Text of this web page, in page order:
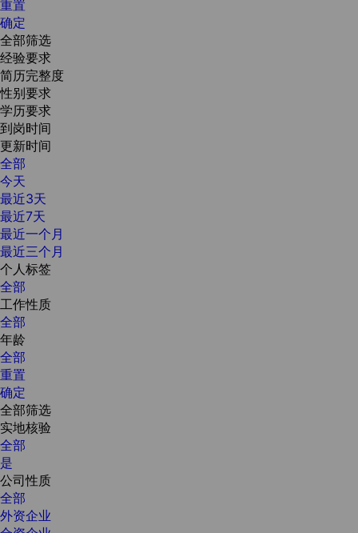
重置
确定
全部筛选
经验要求
简历完整度
性别要求
学历要求
到岗时间
更新时间
全部
今天
最近3天
最近7天
最近一个月
最近三个月
个人标签
全部
工作性质
全部
年龄
全部
重置
确定
全部筛选
实地核验
全部
是
公司性质
全部
外资企业